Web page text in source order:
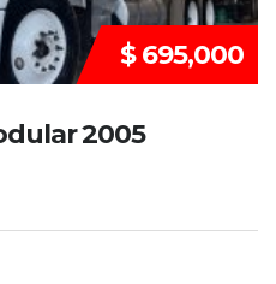
$ 695,000
2005